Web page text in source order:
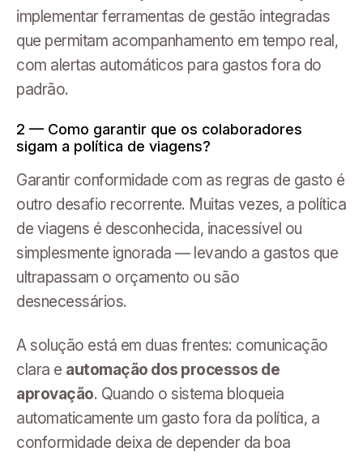
implementar ferramentas de gestão integradas
que permitam acompanhamento em tempo real,
com alertas automáticos para gastos fora do
padrão.
2 — Como garantir que os colaboradores
sigam a política de viagens?
Garantir conformidade com as regras de gasto é
outro desafio recorrente. Muitas vezes, a política
de viagens é desconhecida, inacessível ou
simplesmente ignorada — levando a gastos que
ultrapassam o orçamento ou são
desnecessários.
A solução está em duas frentes: comunicação
clara e automação dos processos de
aprovação. Quando o sistema bloqueia
automaticamente um gasto fora da política, a
conformidade deixa de depender da boa